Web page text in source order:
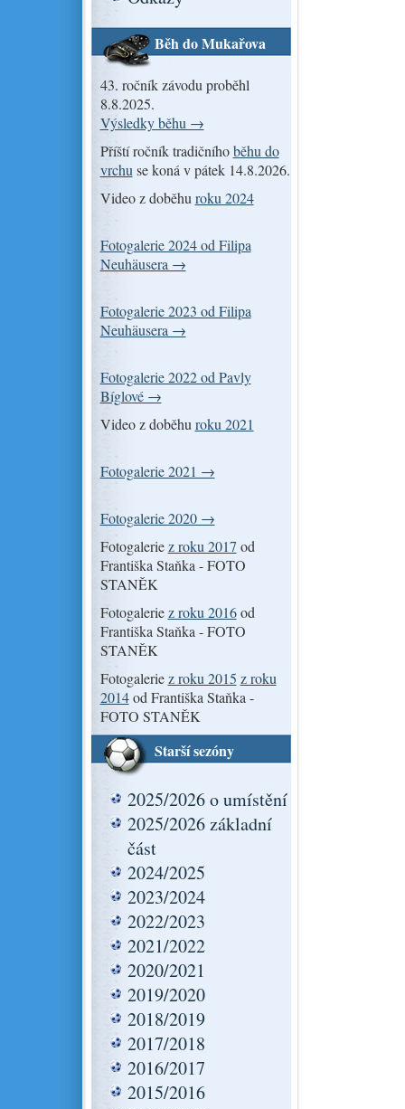
Běh do Mukařova
43. ročník závodu proběhl
8.8.2025.
Výsledky běhu →
Příští ročník tradičníhoběhu do
vrchu se koná v pátek 14.8.2026.
Video z doběhu roku 2024
Fotogalerie 2024 od Filipa
Neuhäusera →
Fotogalerie 2023 od Filipa
Neuhäusera →
Fotogalerie 2022 od Pavly
Bíglové →
Video z doběhu roku 2021
Fotogalerie 2021 →
Fotogalerie 2020 →
Fotogaleriez roku 2017 od
Františka Staňka - FOTO
STANĚK
Fotogaleriez roku 2016od
Františka Staňka - FOTO
STANĚK
Fotogaleriez roku 2015 z roku
2014od Františka Staňka -
FOTO STANĚK
Starší sezóny
2025/2026 o umístění
2025/2026 základní
část
2024/2025
2023/2024
2022/2023
2021/2022
2020/2021
2019/2020
2018/2019
2017/2018
2016/2017
2015/2016